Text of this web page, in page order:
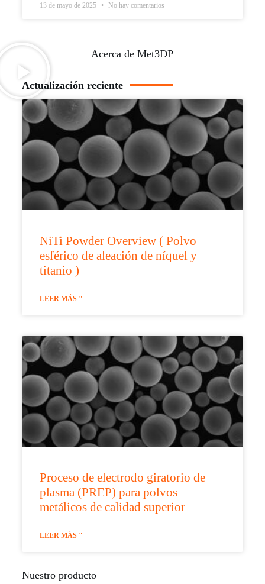
13 de mayo de 2025 No hay comentarios
Acerca de Met3DP
Actualización reciente
NiTi Powder Overview ( Polvo
esférico de aleación de níquel y
titanio )
LEER MÁS "
Proceso de electrodo giratorio de
plasma (PREP) para polvos
metálicos de calidad superior
LEER MÁS "
Nuestro producto